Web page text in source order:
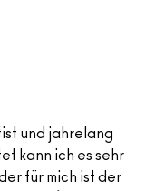
und jahrelang
kann ich es sehr
für mich ist der